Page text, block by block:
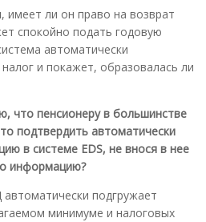
имеет ли он право на возврат
спокойно подать годовую
автоматически
и покажет, образовалась ли
что пенсионеру в большинстве
подтвердить автоматически
в системе EDS, не внося в нее
информацию?
подгружает
минимуме и налоговых